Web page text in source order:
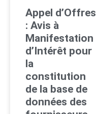
Appel d’Offres
: Avis à
Manifestation
d’Intérêt pour
la
constitution
de la base de
données des